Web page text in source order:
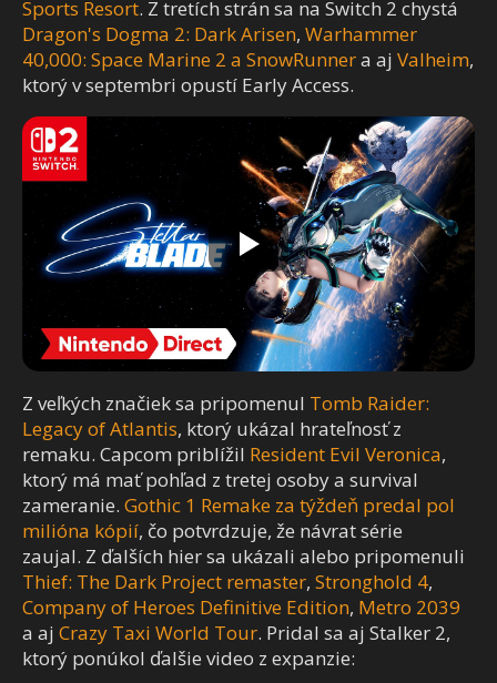
Sports Resort. Z tretích strán sa na Switch 2 chystá
Dragon's Dogma 2: Dark Arisen, Warhammer
40,000: Space Marine 2 a SnowRunnera aj Valheim,
ktorý v septembri opustí Early Access.
Z veľkých značiek sa pripomenul Tomb Raider:
Legacy of Atlantis, ktorý ukázal hrateľnosť z
remaku. Capcom priblížil Resident Evil Veronica,
ktorý má mať pohľad z tretej osoby a survival
zameranie. Gothic 1 Remake za týždeň predal pol
milióna kópií, čo potvrdzuje, že návrat série
zaujal. Z ďalších hier sa ukázali alebo pripomenuli
Thief: The Dark Project remaster, Stronghold 4,
Company of Heroes Definitive Edition, Metro 2039
a aj Crazy Taxi World Tour. Pridal sa aj Stalker 2,
ktorý ponúkol ďalšie video z expanzie: